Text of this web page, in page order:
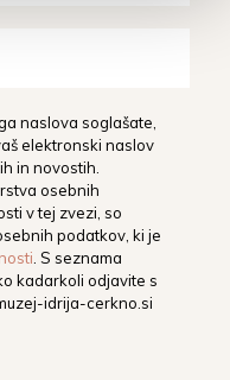
naslova soglašate,
elektronski naslov
in novostih.
osebnih
v tej zvezi, so
podatkov, ki je
. S seznama
kadarkoli odjavite s
idrija-cerkno.si